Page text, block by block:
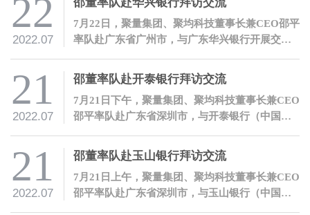
器”及“产业数字金融区块链服务平台”顺利获得备
案编号。
22
2022.07
7月22日，聚量集团、聚均科技董事长兼CEO邵平
率队赴广东省广州市，与广东华兴银行开展交
21
2022.07
邵董率队赴开泰银行拜访交流
7月21日下午，聚量集团、聚均科技董事长兼CEO
邵平率队赴广东省深圳市，与开泰银行（中国）
21
2022.07
邵董率队赴玉山银行拜访交流
7月21日上午，聚量集团、聚均科技董事长兼CEO
邵平率队赴广东省深圳市，与玉山银行（中国）